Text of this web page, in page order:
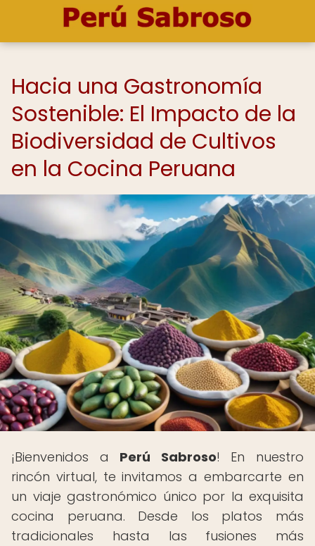
Hacia una Gastronomía
Sostenible: El Impacto de la
Biodiversidad de Cultivos
en la Cocina Peruana
¡Bienvenidos a Perú Sabroso! En nuestro
rincón virtual, te invitamos a embarcarte en
un viaje gastronómico único por la exquisita
cocina peruana. Desde los platos más
tradicionales hasta las fusiones más